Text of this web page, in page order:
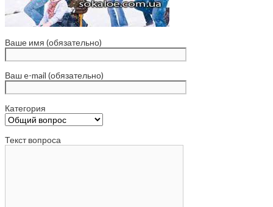
Ваше имя (обязательно)
Ваш e-mail (обязательно)
Категория
Текст вопроса